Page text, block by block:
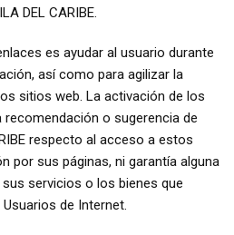
DEL CARIBE.
es ayudar al usuario durante
así como para agilizar la
sitios web. La activación de los
o sugerencia de
respecto al acceso a estos
por sus páginas, ni garantía alguna
servicios o los bienes que
de Internet.